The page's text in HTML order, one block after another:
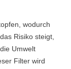
wodurch
Risiko steigt,
Umwelt
Filter wird